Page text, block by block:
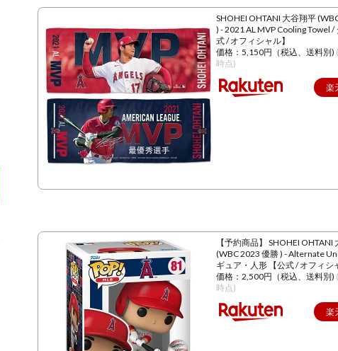
SHOHEI OHTANI 大谷翔平
) - 2021 AL MVP Cooling Towel /
式 / オフィシャル】
価格：5,150円（税込、送料別)
時点)
楽
【予約商品】 SHOHEI OHTANI
(WBC 2023 優勝 ) - Alternate
ギュア・人形 【公式 / オフィシ
価格：2,500円（税込、送料別)
時点)
楽